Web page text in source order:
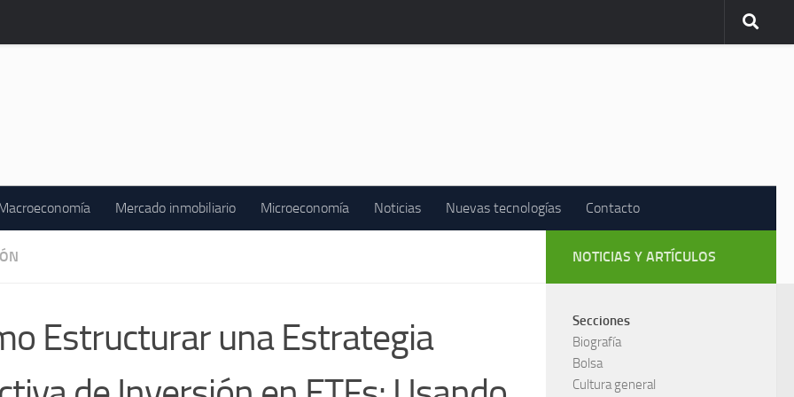
Mercado inmobiliario Microeconomía Noticias Nuevas tecnologías Contacto
Estructurar una Estrategia
NOTICIAS Y ARTÍCULOS
Secciones
Biografía
Bolsa
Cultura general